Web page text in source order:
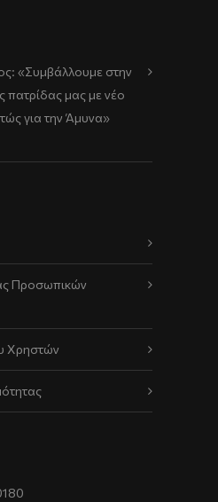
«Συμβάλλουμε στην
πατρίδας μας με νέο
για την Άμυνα»
Προσωπικών
Χρηστών